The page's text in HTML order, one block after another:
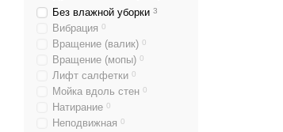
Без влажной уборки 3
Вибрация 0
Вращение (валик) 0
Вращение (мопы) 0
Лифт салфетки 0
Мойка вдоль стен 0
Натирание 0
Неподвижная 0